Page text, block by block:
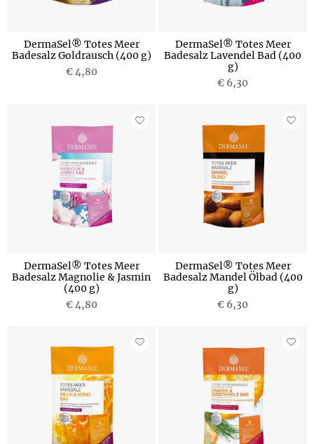
DermaSel® Totes Meer
Badesalz Goldrausch (400 g)
€ 4,80
DermaSel® Totes Meer
Badesalz Lavendel Bad (400
g)
€ 6,30
DermaSel® Totes Meer
Badesalz Magnolie & Jasmin
(400 g)
€ 4,80
DermaSel® Totes Meer
Badesalz Mandel Ölbad (400
g)
€ 6,30